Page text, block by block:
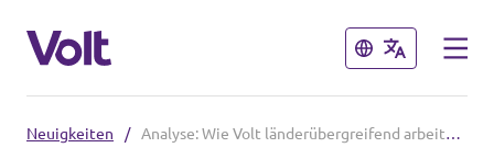
Schließen
Schließen
Neuigkeiten / Analyse: Wie Volt länderübergreifend arbeitet und wer sich engagiert